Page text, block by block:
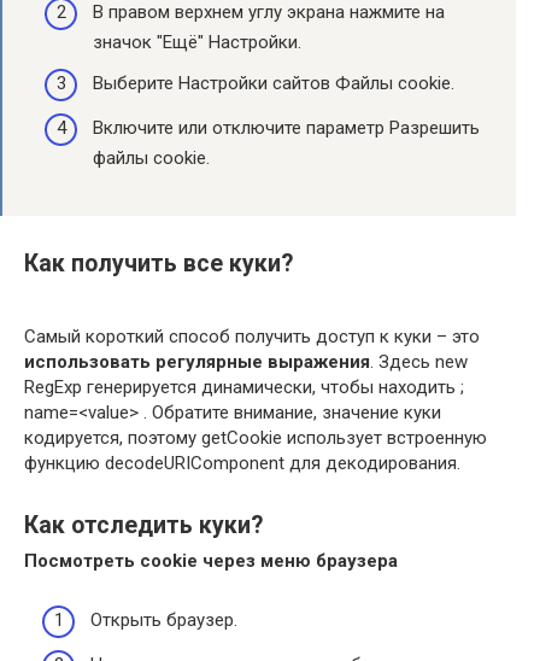
В правом верхнем углу экрана нажмите на
значок "Ещё" Настройки.
Выберите Настройки сайтов Файлы cookie.
Включите или отключите параметр Разрешить
файлы cookie.
Как получить все куки?
Самый короткий способ получить доступ к куки – это
использовать регулярные выражения. Здесь new
RegExp генерируется динамически, чтобы находить ;
name=<value> . Обратите внимание, значение куки
кодируется, поэтому getCookie использует встроенную
функцию decodeURIComponent для декодирования.
Как отследить куки?
Посмотреть cookie через меню браузера
Открыть браузер.